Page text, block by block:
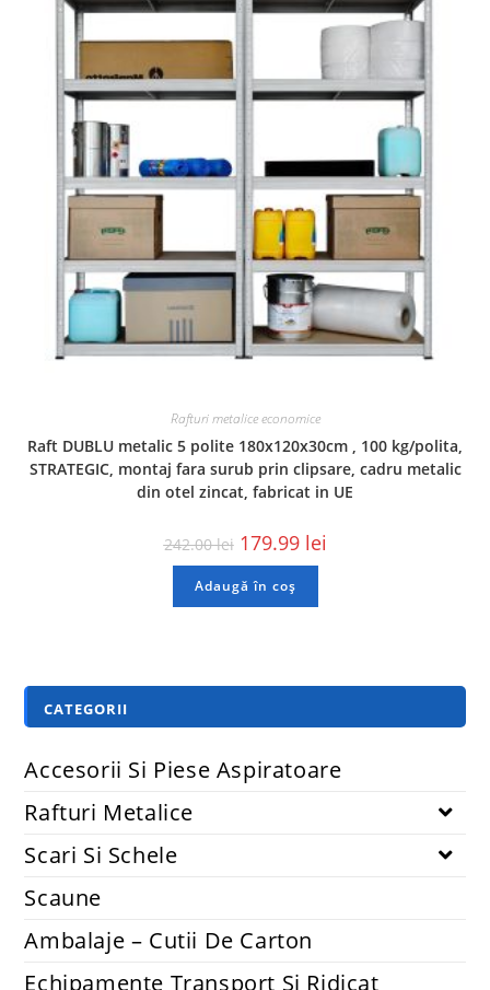
Rafturi metalice economice
Raft DUBLU metalic 5 polite 180x120x30cm , 100 kg/polita,
STRATEGIC, montaj fara surub prin clipsare, cadru metalic
din otel zincat, fabricat in UE
242.00lei 179.99 lei
Adaugă în coș
CATEGORII
Accesorii Si Piese Aspiratoare
Rafturi Metalice
Scari Si Schele
Scaune
Ambalaje – Cutii De Carton
Echipamente Transport Și Ridicat